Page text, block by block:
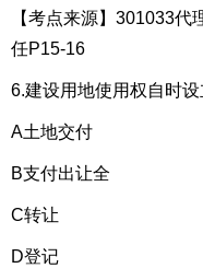
【考点来源】301033
任P15-16
6.建设用地使用权自时设
A土地交付
B支付出让全
C转让
D登记